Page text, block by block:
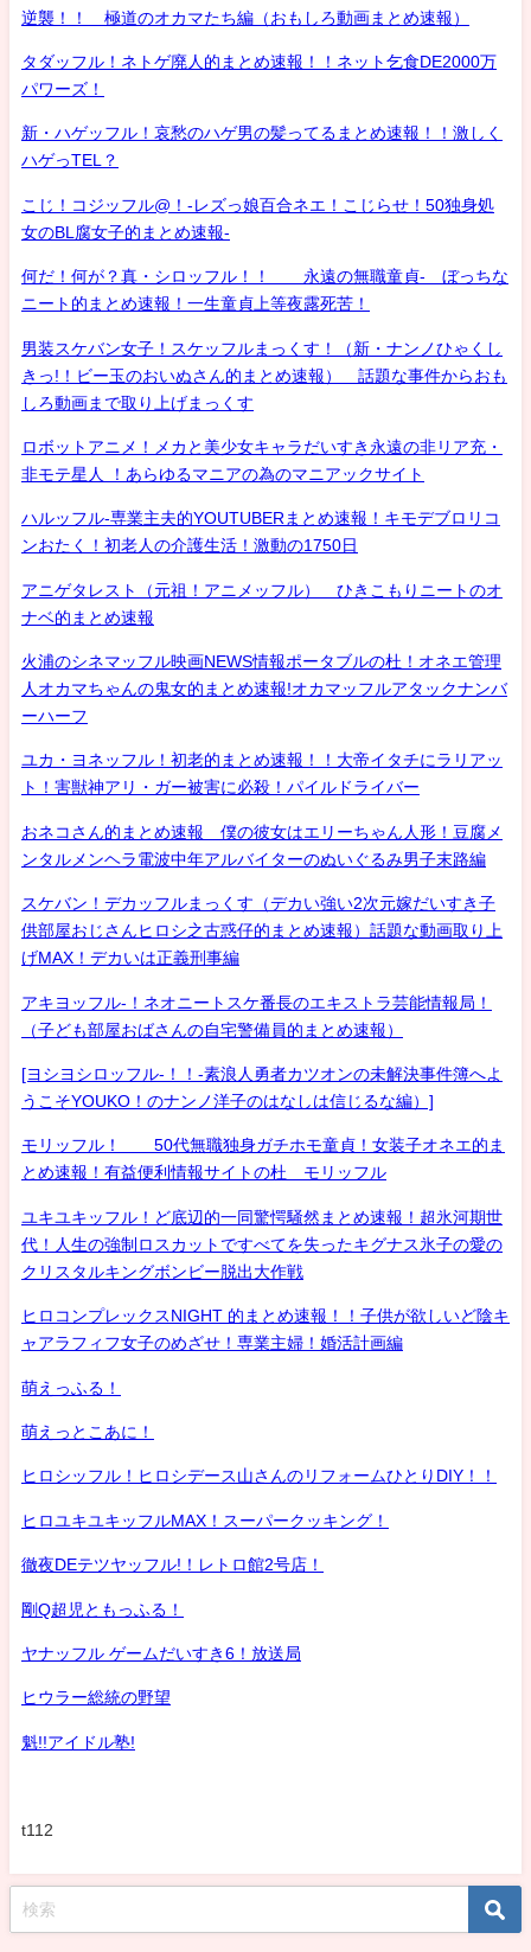
逆襲！！ 極道のオカマたち編（おもしろ動画まとめ速報）
タダッフル！ネトゲ廃人的まとめ速報！！ネット乞食DE2000万
パワーズ！
新・ハゲッフル！哀愁のハゲ男の髪ってるまとめ速報！！激しく
ハゲっTEL？
こじ！コジッフル@！-レズっ娘百合ネエ！こじらせ！50独身処
女のBL腐女子的まとめ速報-
何だ！何が？真・シロッフル！！ 永遠の無職童貞- ぼっちな
ニート的まとめ速報！一生童貞上等夜露死苦！
男装スケバン女子！スケッフルまっくす！（新・ナンノひゃくし
きっ!！ビー玉のおいぬさん的まとめ速報） 話題な事件からおも
しろ動画まで取り上げまっくす
ロボットアニメ！メカと美少女キャラだいすき永遠の非リア充・
非モテ星人 ！あらゆるマニアの為のマニアックサイト
ハルッフル-専業主夫的YOUTUBERまとめ速報！キモデブロリコ
ンおたく！初老人の介護生活！激動の1750日
アニゲタレスト（元祖！アニメッフル） ひきこもりニートのオ
ナベ的まとめ速報
火浦のシネマッフル映画NEWS情報ポータブルの杜！オネエ管理
人オカマちゃんの鬼女的まとめ速報!オカマッフルアタックナンバ
ーハーフ
ユカ・ヨネッフル！初老的まとめ速報！！大帝イタチにラリアッ
ト！害獣神アリ・ガー被害に必殺！パイルドライバー
おネコさん的まとめ速報 僕の彼女はエリーちゃん人形！豆腐メ
ンタルメンヘラ電波中年アルバイターのぬいぐるみ男子末路編
スケバン！デカッフルまっくす（デカい強い2次元嫁だいすき子
供部屋おじさんヒロシ之古惑仔的まとめ速報）話題な動画取り上
げMAX！デカいは正義刑事編
アキヨッフル-！ネオニートスケ番長のエキストラ芸能情報局！
（子ども部屋おばさんの自宅警備員的まとめ速報）
[ヨシヨシロッフル-！！-素浪人勇者カツオンの未解決事件簿へよ
うこそYOUKO！のナンノ洋子のはなしは信じるな編）]
モリッフル！ 50代無職独身ガチホモ童貞！女装子オネエ的ま
とめ速報！有益便利情報サイトの杜 モリッフル
ユキユキッフル！ど底辺的一同驚愕騒然まとめ速報！超氷河期世
代！人生の強制ロスカットですべてを失ったキグナス氷子の愛の
クリスタルキングボンビー脱出大作戦
ヒロコンプレックスNIGHT 的まとめ速報！！子供が欲しいど陰キ
ャアラフィフ女子のめざせ！専業主婦！婚活計画編
萌えっふる！
萌えっとこあに！
ヒロシッフル！ヒロシデース山さんのリフォームひとりDIY！！
ヒロユキユキッフルMAX！スーパークッキング！
徹夜DEテツヤッフル!！レトロ館2号店！
剛Q超児ともっふる！
ヤナッフル ゲームだいすき6！放送局
ヒウラー総統の野望
魁!!アイドル塾!
t112